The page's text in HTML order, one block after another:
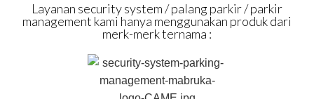
Layanan security system / palang parkir / parkir
management kami hanya menggunakan produk dari
merk-merk ternama :